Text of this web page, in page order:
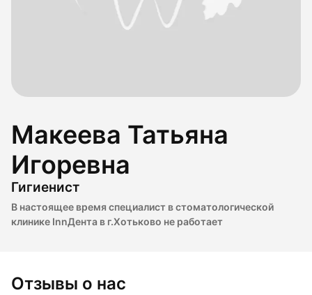
Макеева Татьяна
Игоревна
Гигиенист
В настоящее время специалист в стоматологической
клинике InnДента в г.Хотьково не работает
Отзывы о нас